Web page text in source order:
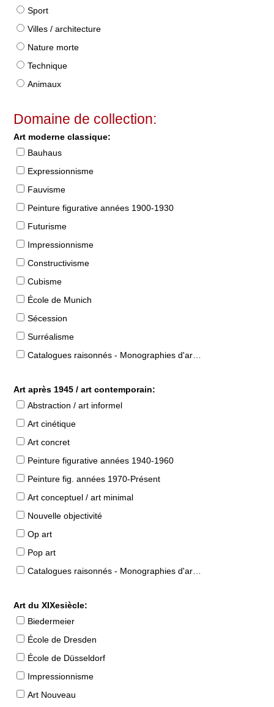
Sport
Villes / architecture
Nature morte
Technique
Animaux
Domaine de collection:
Art moderne classique:
Bauhaus
Expressionnisme
Fauvisme
Peinture figurative années 1900-1930
Futurisme
Impressionnisme
Constructivisme
Cubisme
École de Munich
Sécession
Surréalisme
Catalogues raisonnés - Monographies d'artistes
Art après 1945 / art contemporain:
Abstraction / art informel
Art cinétique
Art concret
Peinture figurative années 1940-1960
Peinture fig. années 1970-Présent
Art conceptuel / art minimal
Nouvelle objectivité
Op art
Pop art
Catalogues raisonnés - Monographies d'artistes
Art du XIXesiècle:
Biedermeier
École de Dresden
École de Düsseldorf
Impressionnisme
Art Nouveau